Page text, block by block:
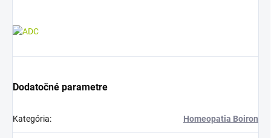
Dodatočné parametre
Kategória: Homeopatia Boiron